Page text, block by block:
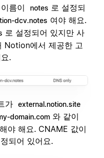
름이 notes 로 설정되
dcv.notes 여야 해요.
로 설정되어 있지만 사
Notion에서 제공한 고
.
가 external.notion.site
domain.com 와 같이
야 해요. CNAME 값이
되어 있어요.